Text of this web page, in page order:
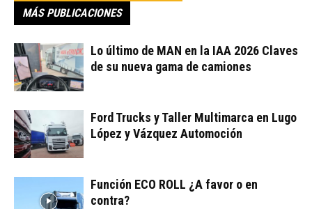
MÁS PUBLICACIONES
Lo último de MAN en la IAA 2026 Claves
de su nueva gama de camiones
Ford Trucks y Taller Multimarca en Lugo
López y Vázquez Automoción
Función ECO ROLL ¿A favor o en
contra?